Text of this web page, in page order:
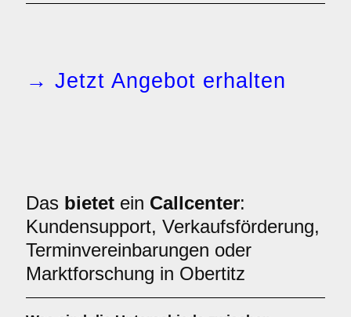
→ Jetzt Angebot erhalten
Das bietet ein Callcenter:
Kundensupport, Verkaufsförderung,
Terminvereinbarungen oder
Marktforschung in Obertitz